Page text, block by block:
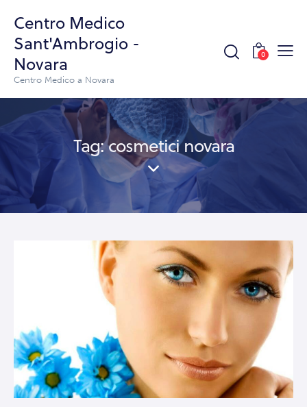
Centro Medico
Sant'Ambrogio -
Novara
Centro Medico a Novara
0
Tag: cosmetici novara